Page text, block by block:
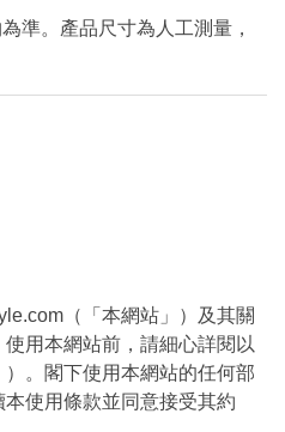
準。產品尺寸為人工測量，
（「本網站」）及其關
用本網站前，請細心詳閱以
。閣下使用本網站的任何部
使用條款並同意接受其約